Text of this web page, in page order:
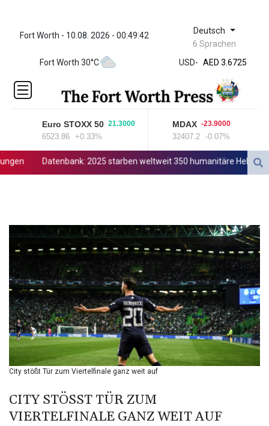
Fort Worth - 10.08. 2026 - 00:49:42 Deutsch
6 Sprachen
Fort Worth 30°C
USD-
ZWL 321.999592
AED 3.6725
AED 3.6725
AFN
ALL 80.653395
AMD
AOA
917.000309
BBD 2.008721
BDT 123.455081
BHD 0.3761
BIF 2985.970817
BMD 1
BND 1.277984
BOB 11.853211
BRL 5.083898
BSD 0.997309
BTN 94.901089
BWP 13.461555
CAD 1.39606
Euro STOXX 50 21.3000
6523.86 +0.33%
MDAX -23.9000
32407.2 -0.07%
Datenbank: 2025 starben weltweit 350 humanitäre Helfer -
City stößt Tür zum Viertelfinale ganz weit auf
CITY STÖSST TÜR ZUM V
IERTELFINALE GANZ WEIT AUF